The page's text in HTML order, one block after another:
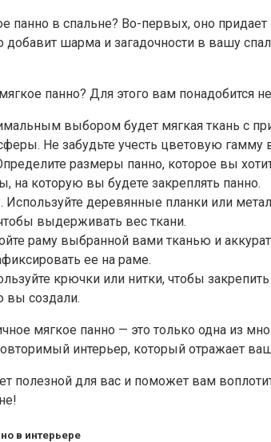
панно в спальне? Во-первых, оно
добавит шарма и загадочности в вашу
панно? Для этого вам понадобится
выбором будет мягкая ткань с
Не забудьте учесть цветовую
размеры панно, которое вы
на которую вы будете закреплять панно.
Используйте деревянные планки или
выдерживать вес ткани.
раму выбранной вами тканью и
ее на раме.
крючки или нитки, чтобы
вы создали.
мягкое панно — это только одна из
интерьер, который отражает
полезной для вас и поможет вам
в интерьере